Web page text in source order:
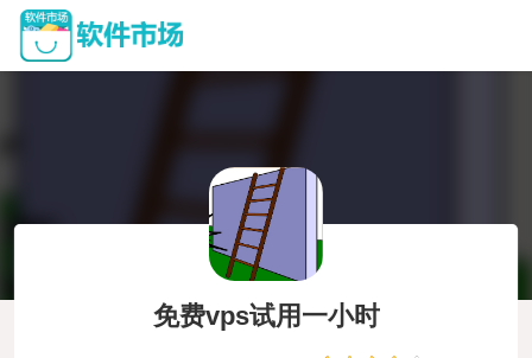
免费vps试用一小时